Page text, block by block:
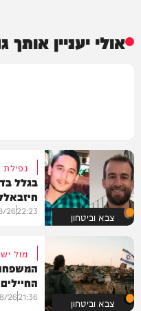
אולי יעניין אותך
צבא וביטחון
נפילת
בגלל
22:23
26
צבא וביטחון
מול
החיילים – לא על
21:36
26